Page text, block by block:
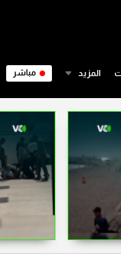
المزيد مباشر